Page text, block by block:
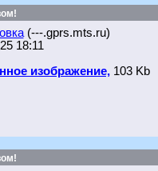
(---.gprs.mts.ru)
18:11
изображение,103 Kb